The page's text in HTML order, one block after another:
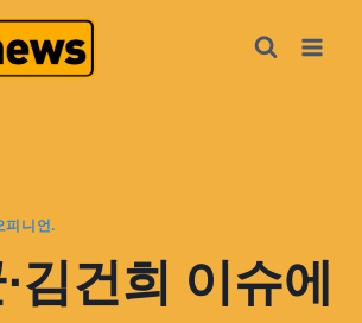
피니언.
김건희 이슈에